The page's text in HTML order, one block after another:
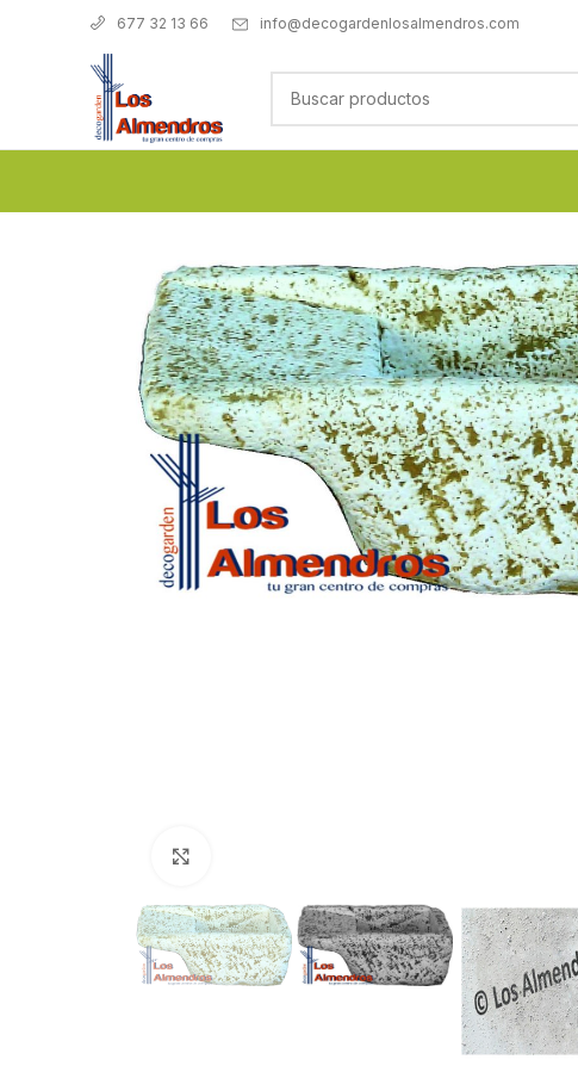
677 32 13 66 info@decogardenlosalmendros.com